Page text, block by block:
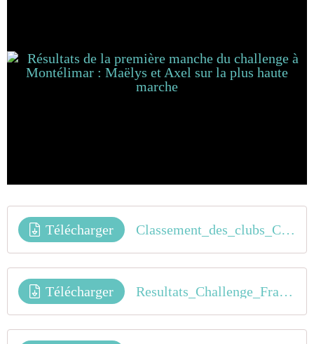
Télécharger Classement_des_clubs_Challenge_France_Sud_Est_2018
Télécharger Resultats_Challenge_France_BMX_Sud_Est_Montelimar_AURA_